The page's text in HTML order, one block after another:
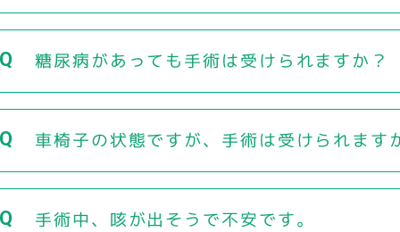
糖尿病があっても手術は受けられますか？
車椅子の状態ですが、手術は受けられます
手術中、咳が出そうで不安です。